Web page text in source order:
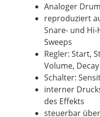
Analoger
reproduziert
Snare- und
Sweeps
Regler: Start,
Volume, Decay
Schalter:
interner
des Effekts
steuerbar